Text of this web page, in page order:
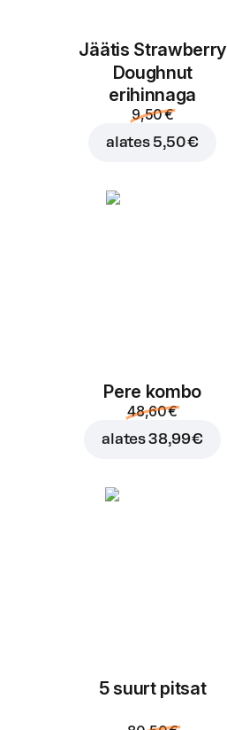
Jäätis Strawberry
Doughnut
erihinnaga
9,50 €
alates 5,50 €
Pere kombo
48,60 €
alates38,99 €
5 suurt pitsat